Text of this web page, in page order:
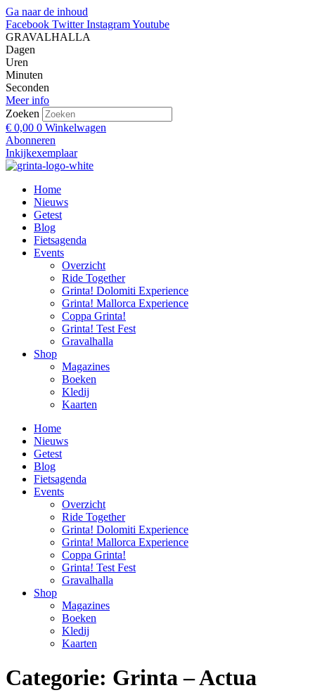
Ga naar de inhoud
Facebook Twitter InstagramYoutube
GRAVALHALLA
Dagen
Uren
Minuten
Seconden
Meer info
Zoeken
€ 0,00 0 Winkelwagen
Abonneren
Inkijkexemplaar
Home
Nieuws
Getest
Blog
Fietsagenda
Events
Overzicht
Ride Together
Grinta! Dolomiti Experience
Grinta! Mallorca Experience
Coppa Grinta!
Grinta! Test Fest
Gravalhalla
Shop
Magazines
Boeken
Kledij
Kaarten
Home
Nieuws
Getest
Blog
Fietsagenda
Events
Overzicht
Ride Together
Grinta! Dolomiti Experience
Grinta! Mallorca Experience
Coppa Grinta!
Grinta! Test Fest
Gravalhalla
Shop
Magazines
Boeken
Kledij
Kaarten
Categorie: Grinta – Actua